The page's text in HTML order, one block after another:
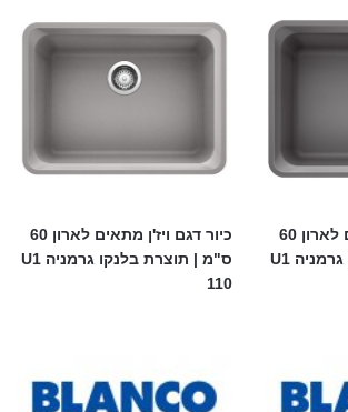
כיור דגם ויז'ן מתאים לארון 60
ס"מ | תוצרת בלנקו גרמניה U1
כיור דגם ויז'ן מתאים לארון 60
ס"מ | תוצרת בלנקו גרמניה U1
110